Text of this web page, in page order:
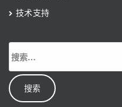
技术支持
索：